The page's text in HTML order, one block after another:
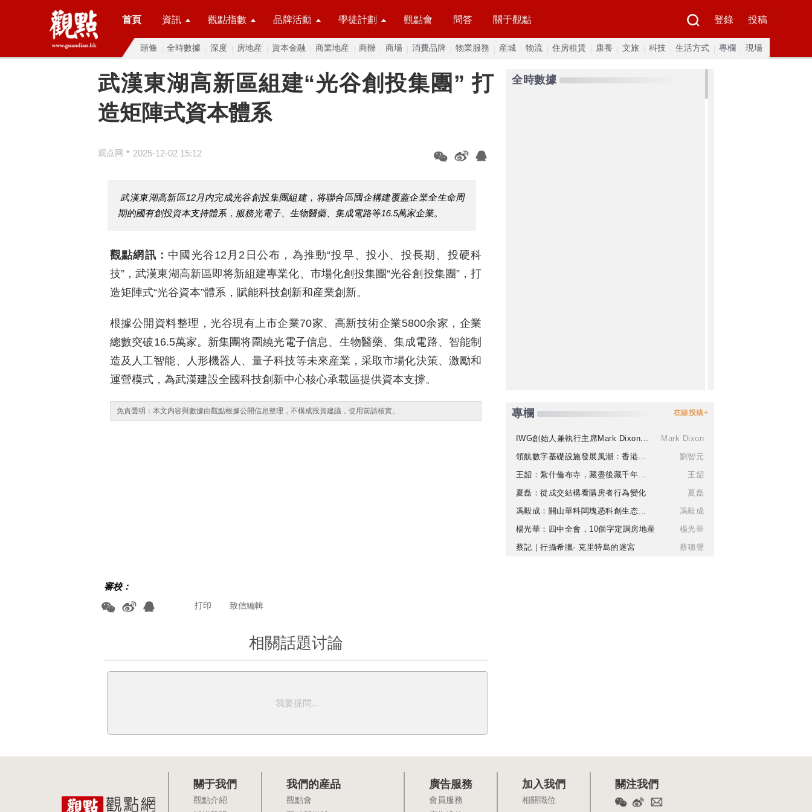
首頁 資訊 觀點指數 品牌活動 學徒計劃 觀點會 問答 關于觀點 登錄 投稿
頭條 全時數據 深度 房地産 資本金融 商業地産 商辦 商場 消費品牌 物業服務 産城 物流 住房租賃 康養 文旅 科技 生活方式 專欄 現場
武漢東湖高新區組建“光谷創投集團” 打
造矩陣式資本體系
观点网 • 2025-12-02 15:12
武漢東湖高新區12月内完成光谷創投集團組建，将聯合區國企構建覆蓋企業全生命周
期的國有創投資本支持體系，服務光電子、生物醫藥、集成電路等16.5萬家企業。
觀點網訊： 中國光谷12月2日公布，為推動“投早、投小、投長期、投硬科
技”，武漢東湖高新區即将新組建專業化、市場化創投集團“光谷創投集團”，打
造矩陣式“光谷資本”體系，賦能科技創新和産業創新。
根據公開資料整理，光谷現有上市企業70家、高新技術企業5800余家，企業
總數突破16.5萬家。新集團将圍繞光電子信息、生物醫藥、集成電路、智能制
造及人工智能、人形機器人、量子科技等未來産業，采取市場化決策、激勵和
運營模式，為武漢建設全國科技創新中心核心承載區提供資本支撐。
免責聲明：本文内容與數據由觀點根據公開信息整理，不構成投資建議，使用前請核實。
審校：
致信編輯
打印
相關話題讨論
我要提問...
全時數據
專欄 在線投稿+
IWG創始人兼執行主席Mark Dixon...
Mark Dixon
領航數字基礎設施發展風潮：香港...
劉智元
王韶：紮什倫布寺，藏盡後藏千年...
王韶
夏磊：從成交結構看購房者行為變化
夏磊
馮毅成：關山華科闆塊憑科創生态...
馮毅成
楊光華：四中全會，10個字定調房地産
楊光華
蔡記｜行攝希臘· 克里特島的迷宮
蔡穗聲
關于我們
觀點介紹
我們的産品
觀點會
廣告服務
會員服務
加入我們
相關職位
關注我們